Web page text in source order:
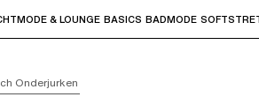
om submenu's te openen en "Pijl
& LOUNGE BASICS BADMODE
Onderjurken